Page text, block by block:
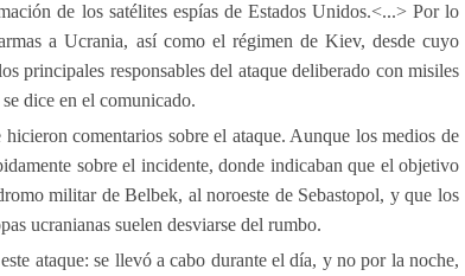
de los satélites espías de Estados Unidos.<...> Por lo
a Ucrania, así como el régimen de Kiev, desde cuyo
principales responsables del ataque deliberado con misiles
dice en el comunicado.
comentarios sobre el ataque. Aunque los medios de
sobre el incidente, donde indicaban que el objetivo
militar de Belbek, al noroeste de Sebastopol, y que los
ucranianas suelen desviarse del rumbo.
ataque: se llevó a cabo durante el día, y no por la noche,